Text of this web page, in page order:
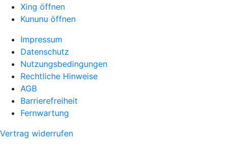
Xing öffnen
Kununu öffnen
Impressum
Datenschutz
Nutzungsbedingungen
Rechtliche Hinweise
AGB
Barrierefreiheit
Fernwartung
Vertrag widerrufen